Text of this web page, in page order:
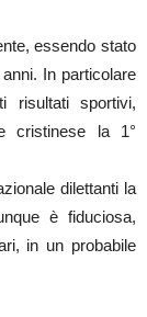
essendo stato
In particolare
risultati sportivi,
cristinese la 1°
dilettanti la
è fiduciosa,
in un probabile